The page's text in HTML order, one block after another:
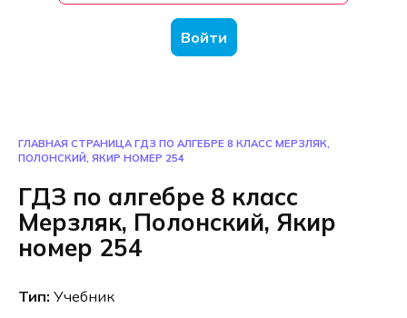
Войти
ГЛАВНАЯ СТРАНИЦА ГДЗ ПО АЛГЕБРЕ 8 КЛАСС МЕРЗЛЯК,
ПОЛОНСКИЙ, ЯКИР НОМЕР 254
ГДЗ по алгебре 8 класс
Мерзляк, Полонский, Якир
номер 254
Тип: Учебник